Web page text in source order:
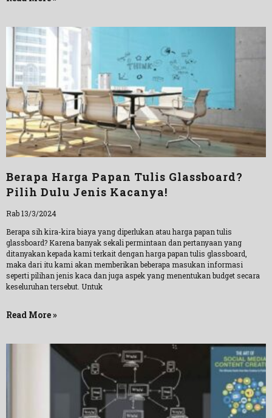
Berapa Harga Papan Tulis Glassboard?
Pilih Dulu Jenis Kacanya!
Rab 13/3/2024
Berapa sih kira-kira biaya yang diperlukan atau harga papan tulis
glassboard? Karena banyak sekali permintaan dan pertanyaan yang
ditanyakan kepada kami terkait dengan harga papan tulis glassboard,
maka dari itu kami akan memberikan beberapa masukan informasi
seperti pilihan jenis kaca dan juga aspek yang menentukan budget secara
keseluruhan tersebut. Untuk
Read More »